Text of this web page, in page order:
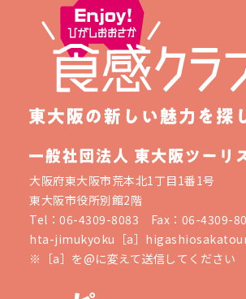
大阪府東大阪市荒本北1丁目1番1号
東大阪市役所別館2階
Tel：06-4309-8083 Fax：06-4309-
hta-jimukyoku［a］
※［a］を@に変えて送信してください